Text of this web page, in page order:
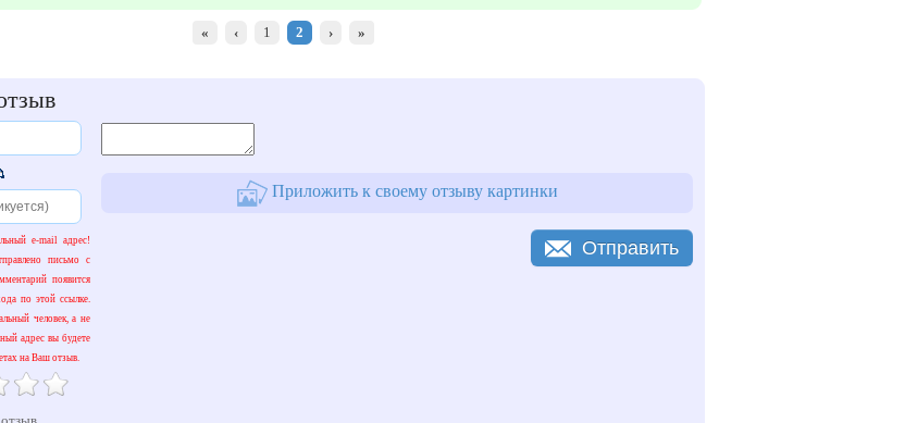
« ‹ 1 2 › »
e-mail адрес!
письмо с
появится
по этой ссылке.
человек, а не
адрес вы будете
на Ваш отзыв.
Приложить к своему отзыву картинки
Отправить